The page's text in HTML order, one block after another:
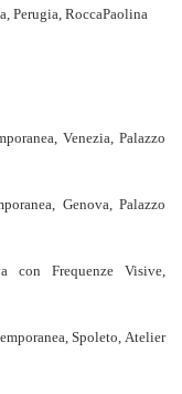
Perugia, RoccaPaolina
Venezia, Palazzo
Genova, Palazzo
con Frequenze Visive,
Spoleto, Atelier